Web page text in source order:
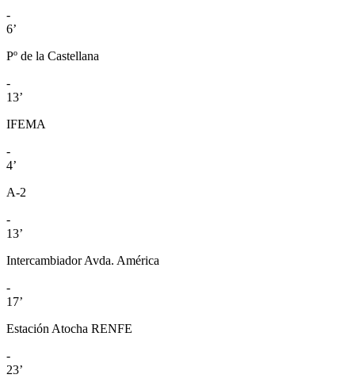
-
6’
Pº de la Castellana
-
13’
IFEMA
-
4’
A-2
-
13’
Intercambiador Avda. América
-
17’
Estación Atocha RENFE
-
23’